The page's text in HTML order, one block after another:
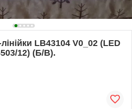
LB43104 V0_02 (LED
12) (Б/В).